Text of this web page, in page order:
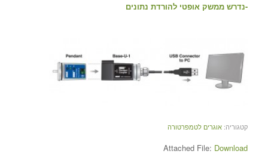
-נדרש ממשק אופטי להורדת נתונים
קטגוריה: אוגרים לטמפרטורה
Attached File: Download